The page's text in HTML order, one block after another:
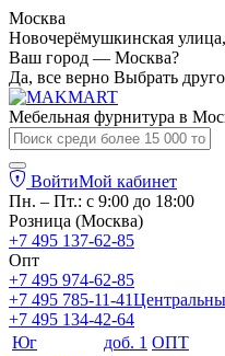
Москва
Новочерёмушкинская
Ваш город — Москва?
Да, все верно Выбрать
Мебельная фурнитура в
ВойтиМой кабинет
Пн. – Пт.: с 9:00 до 18:00
Розница (Москва)
+7 495 137-62-85
Опт
+7 495 974-62-85
+7 495 785-11-41
+7 495 134-42-64
Юг
доб. 1 ОПТ